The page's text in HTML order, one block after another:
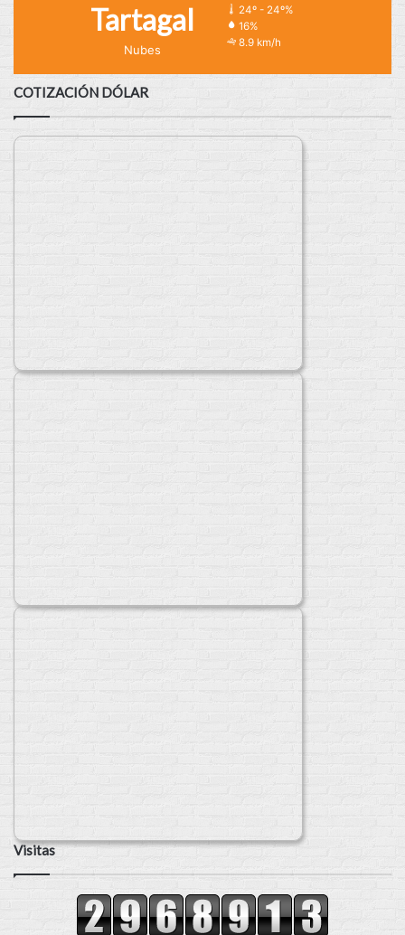
Tartagal
Nubes
24º - 24º%
16%
8.9 km/h
COTIZACIÓN DÓLAR
Visitas